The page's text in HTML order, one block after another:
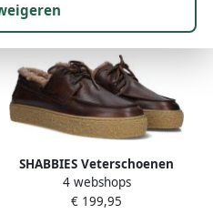
SHABBIES Veterschoenen
Dames Chewy Moccasin
Maat: 36 Materiaal: Leer
4 webshops
€ 199,95